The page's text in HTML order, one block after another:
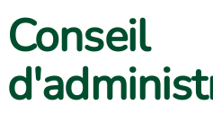
Conseil